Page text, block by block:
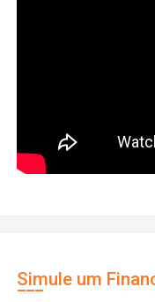
Simule um